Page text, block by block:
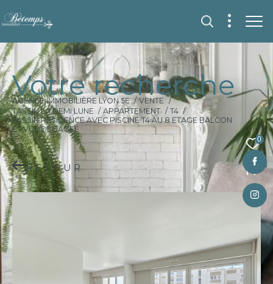
Fr
0
Votre recherche
AGENCE IMMOBILIÈRE LYON 5E
VENTE
TASSIN LA DEMI LUNE
APPARTEMENT
T4
TASSIN RESIDENCE AVEC PISCINE T4 AU 8 ETAGE BALCON
ET VUE DEGAGEE
RETOUR